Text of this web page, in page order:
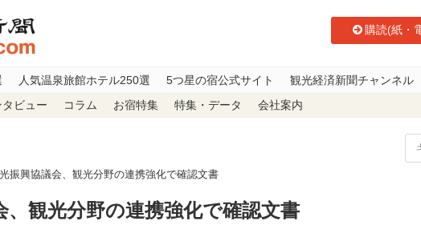
購読(紙・
人気温泉旅館ホテル250選 5つ星の宿公式サイト 観光経済新聞チャンネル
タビュー コラム お宿特集 特集・データ 会社案内
振興協議会、観光分野の連携強化で確認文書
、観光分野の連携強化で確認文書